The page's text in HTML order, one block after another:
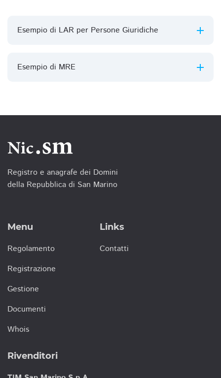
Esempio di LAR per Persone Giuridiche
Esempio di MRE
Registro e anagrafe dei Domini
della Repubblica di San Marino
Menu
Regolamento
Registrazione
Gestione
Documenti
Whois
Links
Contatti
Rivenditori